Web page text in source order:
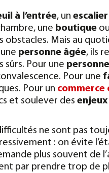
à l’entrée, unescalier
une boutique
obstacles. Mais au
personne âgée, ils
sûrs. Pour une
Pour une
Pour un commerce
et soulever des
ne sont pas
: on évite
plus souvent de
par prendre trop de